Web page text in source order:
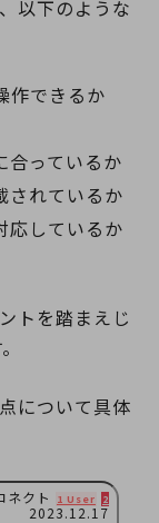
以下のような
作できるか
合っているか
されているか
応しているか
トを踏まえじ
について具体
ネクト 1 User 2
2023.12.17